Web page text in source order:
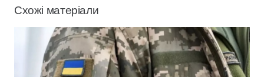
Схожі матеріали